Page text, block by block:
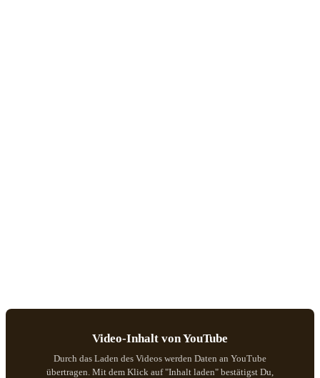
Video-Inhalt von YouTube
Durch das Laden des Videos werden Daten an YouTube
übertragen. Mit dem Klick auf "Inhalt laden" bestätigst Du,